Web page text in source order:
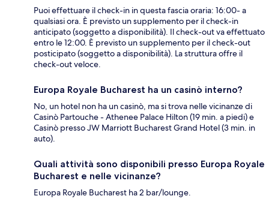
Puoi effettuare il check-in in questa fascia oraria: 16:00- a
qualsiasi ora. È previsto un supplemento per il check-in
anticipato (soggetto a disponibilità). Il check-out va effettuato
entro le 12:00. È previsto un supplemento per il check-out
posticipato (soggetto a disponibilità). La struttura offre il
check-out veloce.
Europa Royale Bucharest ha un casinò interno?
No, un hotel non ha un casinò, ma si trova nelle vicinanze di
Casinò Partouche - Athenee Palace Hilton (19 min. a piedi) e
Casinò presso JW Marriott Bucharest Grand Hotel (3 min. in
auto).
Quali attività sono disponibili presso Europa Royale
Bucharest e nelle vicinanze?
Europa Royale Bucharest ha 2 bar/lounge.